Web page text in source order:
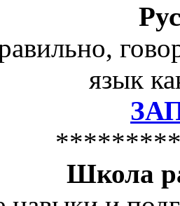
язык
Школа